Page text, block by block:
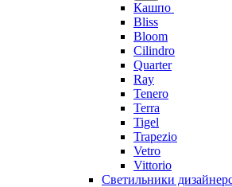
Кашпо
Bliss
Bloom
Cilindro
Quarter
Ray
Tenero
Terra
Tigel
Trapezio
Vetro
Vittorio
Светильники